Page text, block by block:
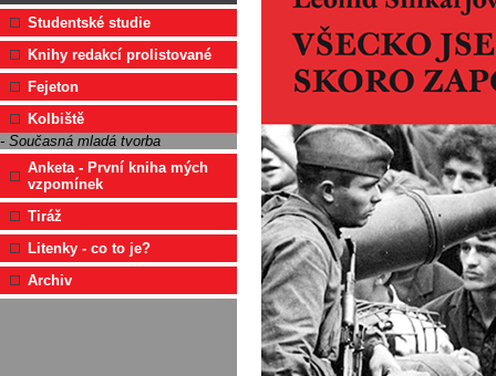
Studentské studie
Knihy redakcí prolistované
Fejeton
Kolbiště
- Současná mladá tvorba
Anketa - První kniha mých
vzpomínek
Tiráž
Litenky - co to je?
Archiv